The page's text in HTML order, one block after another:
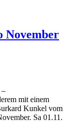
November
–
mit einem
Kunkel vom
Sa 01.11.